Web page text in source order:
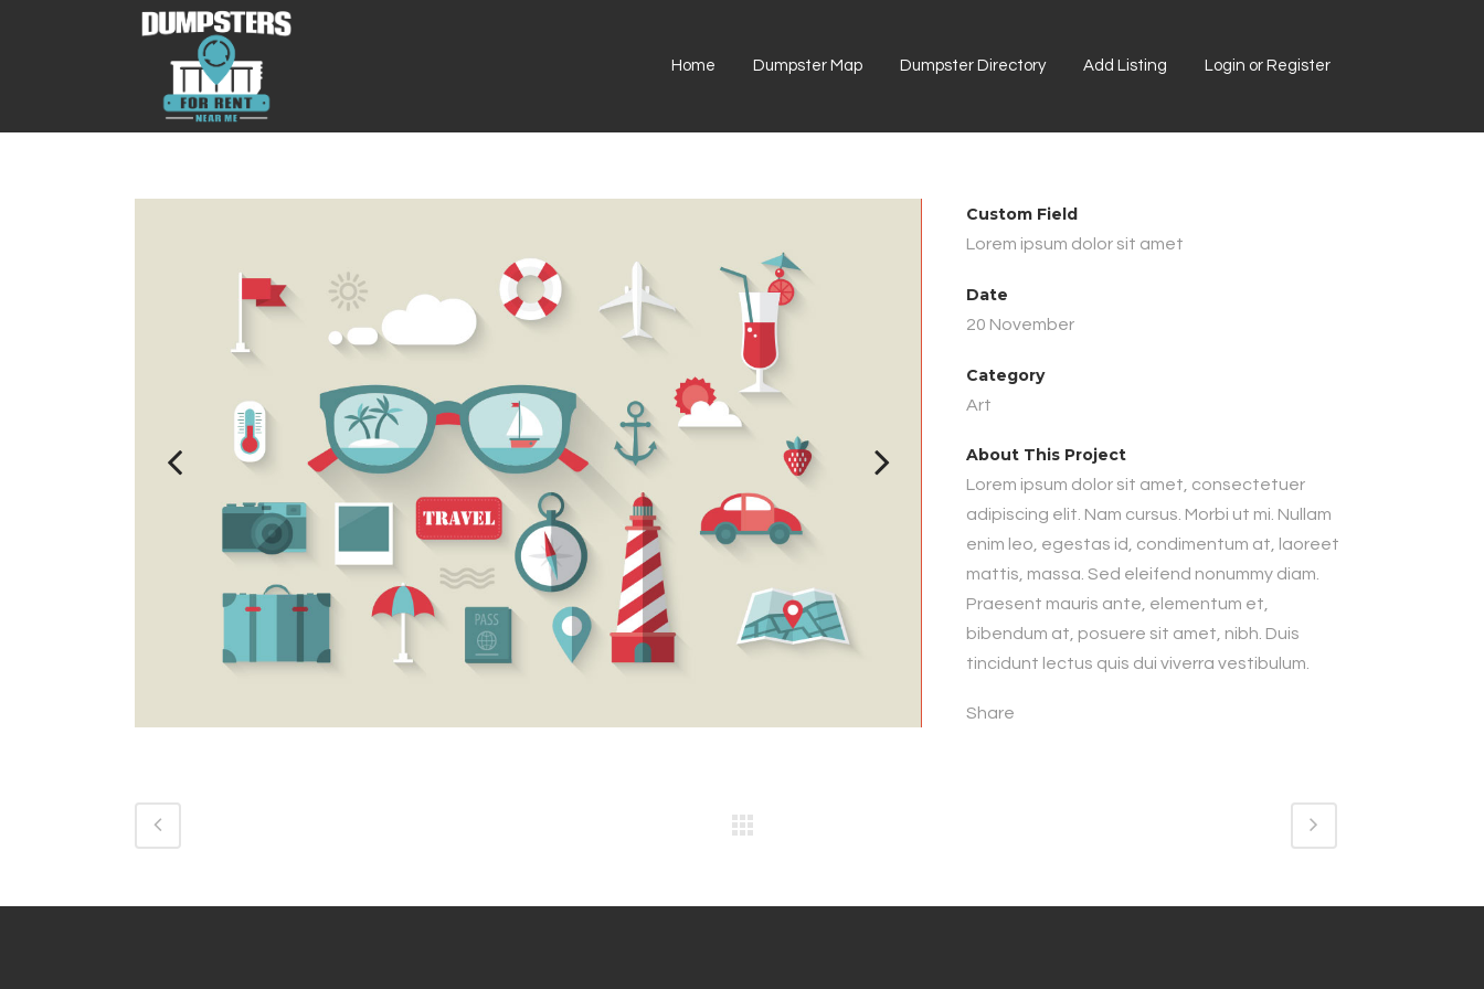
Home Dumpster Map Dumpster Directory Add Listing Login or Register
Custom Field
Lorem ipsum dolor sit amet
Date
20 November
Category
Art
About This Project
Lorem ipsum dolor sit amet, consectetuer
adipiscing elit. Nam cursus. Morbi ut mi. Nullam
enim leo, egestas id, condimentum at, laoreet
mattis, massa. Sed eleifend nonummy diam.
Praesent mauris ante, elementum et,
bibendum at, posuere sit amet, nibh. Duis
tincidunt lectus quis dui viverra vestibulum.
Share